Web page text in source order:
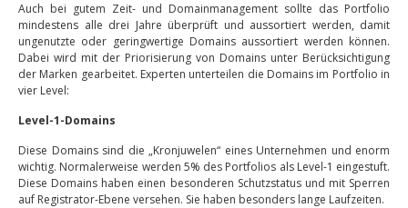
Auch bei gutem Zeit- und Domainmanagement sollte das Portfolio
mindestens alle drei Jahre überprüft und aussortiert werden, damit
ungenutzte oder geringwertige Domains aussortiert werden können.
Dabei wird mit der Priorisierung von Domains unter Berücksichtigung
der Marken gearbeitet. Experten unterteilen die Domains im Portfolio in
vier Level:
Level-1-Domains
Diese Domains sind die „Kronjuwelen“ eines Unternehmen und enorm
wichtig. Normalerweise werden 5% des Portfolios als Level-1 eingestuft.
Diese Domains haben einen besonderen Schutzstatus und mit Sperren
auf Registrator-Ebene versehen. Sie haben besonders lange Laufzeiten.